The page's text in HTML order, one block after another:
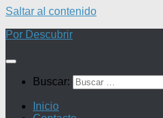
Saltar al contenido
Por Descubrir
Buscar:
Inicio